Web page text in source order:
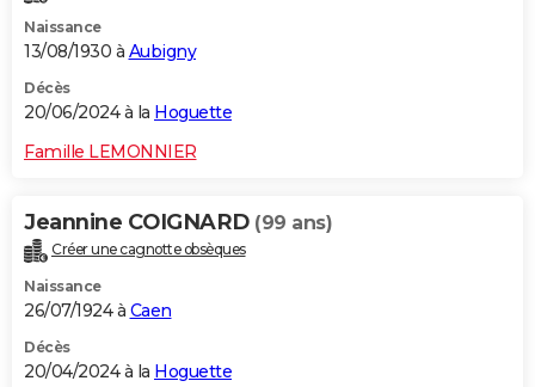
Naissance
13/08/1930 à Aubigny
Décès
20/06/2024 à la Hoguette
Famille LEMONNIER
Jeannine COIGNARD (99 ans)
Créer une cagnotte obsèques
Naissance
26/07/1924 à Caen
Décès
20/04/2024 à la Hoguette